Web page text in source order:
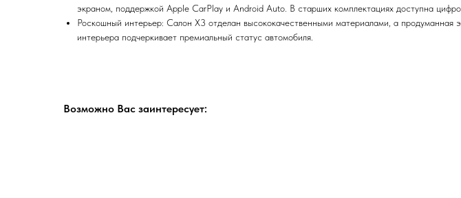
экраном, поддержкой Apple CarPlay и Android Auto. В старших комплектациях доступна
Роскошный интерьер: Салон X3 отделан высококачественными материалами, а
интерьера подчеркивает премиальный статус автомобиля.
Возможно Вас заинтересует: